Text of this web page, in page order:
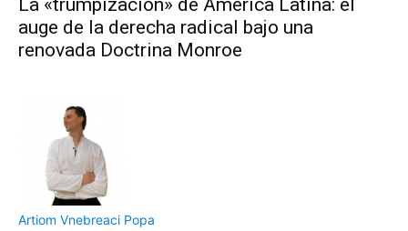
auge de la derecha radical bajo una
renovada Doctrina Monroe
Artiom Vnebreaci Popa